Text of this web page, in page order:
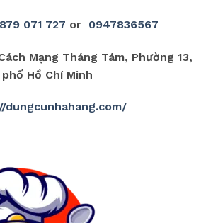
071 727 or 0947836567
Mạng Tháng Tám, Phường 13,
Hồ Chí Minh
dungcunhahang.com/